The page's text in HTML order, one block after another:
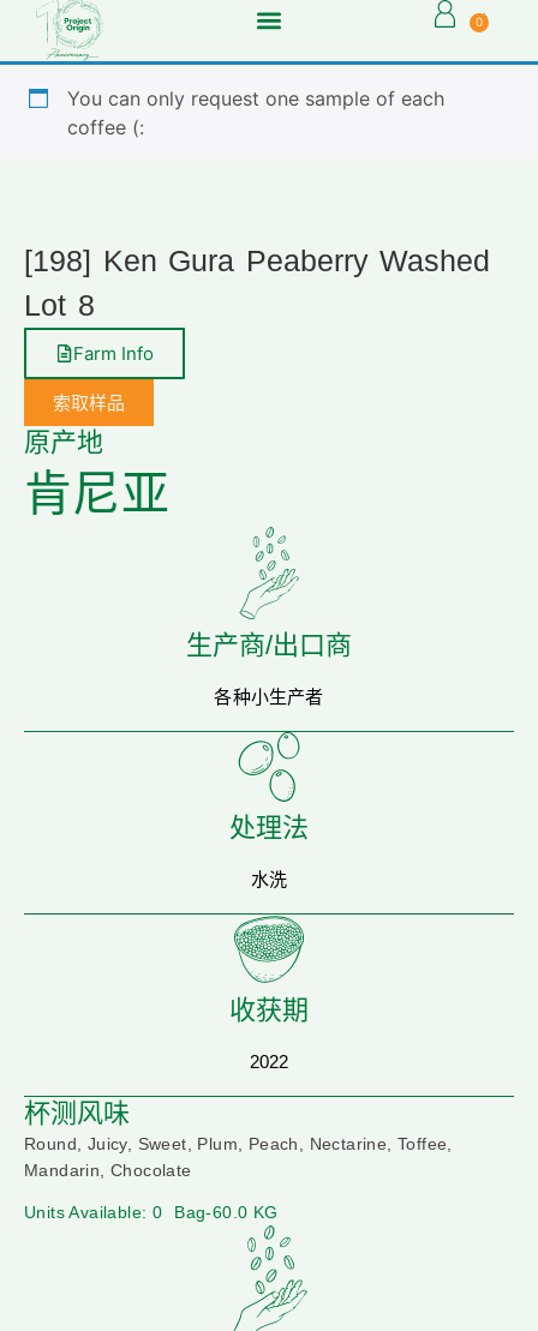
0
You can only request one sample of each
coffee (:
[198] Ken Gura Peaberry Washed
Lot 8
Farm Info
索取样品
原产地
肯尼亚
生产商/出口商
各种小生产者
处理法
水洗
收获期
2022
杯测风味
Round, Juicy, Sweet, Plum, Peach, Nectarine, Toffee,
Mandarin, Chocolate
Units Available: 0 Bag-60.0 KG